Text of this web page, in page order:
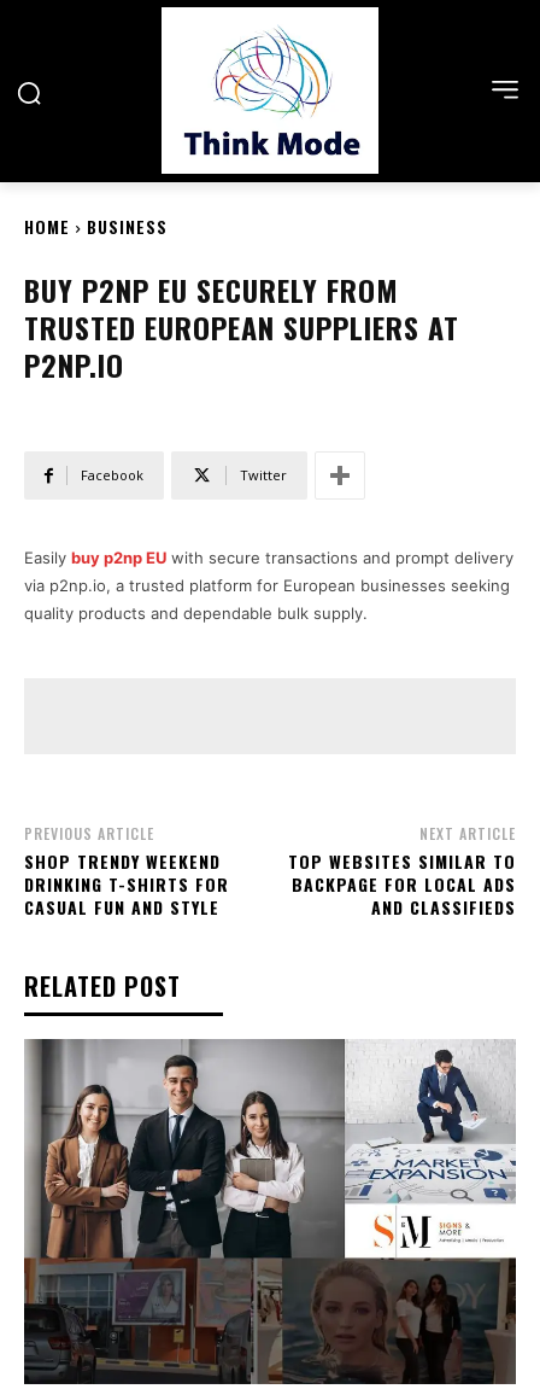
HOME BUSINESS
BUY P2NP EU SECURELY FROM
TRUSTED EUROPEAN SUPPLIERS AT
P2NP.IO
Facebook Twitter
Easily buy p2np EU with secure transactions and prompt delivery
via p2np.io, a trusted platform for European businesses seeking
quality products and dependable bulk supply.
PREVIOUS ARTICLE
SHOP TRENDY WEEKEND
DRINKING T-SHIRTS FOR
CASUAL FUN AND STYLE
NEXT ARTICLE
TOP WEBSITES SIMILAR TO
BACKPAGE FOR LOCAL ADS
AND CLASSIFIEDS
RELATED POST